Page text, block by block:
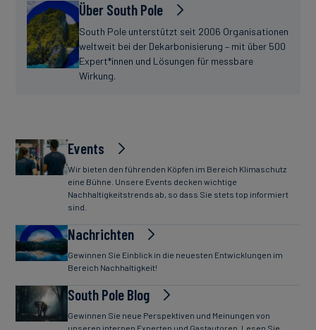
Über South Pole
South Pole unterstützt seit 2006 Organisationen
weltweit bei der Dekarbonisierung – mit über 500
Expert*innen und Lösungen für messbare
Wirkung.
Events
Wir bieten den führenden Köpfen im Bereich Klimaschutz
eine Bühne. Unsere Events decken wichtige
Nachhaltigkeitstrends ab, so dass Sie stets top informiert
sind.
Nachrichten
Gewinnen Sie Einblick in die neuesten Entwicklungen im
Bereich Nachhaltigkeit!
South Pole Blog
Gewinnen Sie neue Perspektiven und Meinungen von
unseren internen Experten und Gastautoren. Lesen Sie